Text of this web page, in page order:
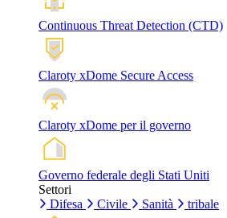
Continuous Threat Detection (CTD)
Claroty xDome Secure Access
Claroty xDome per il governo
Governo federale degli Stati Uniti
Settori
Difesa
Civile Sanità tribale